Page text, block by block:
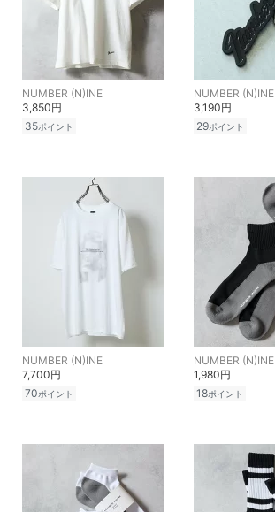
NUMBER (N)INE
3,850円
35ポイント
NUMBER (N)INE
3,190円
29ポイント
NUMBER (N)INE
7,700円
70ポイント
NUMBER (N)INE
1,980円
18ポイント